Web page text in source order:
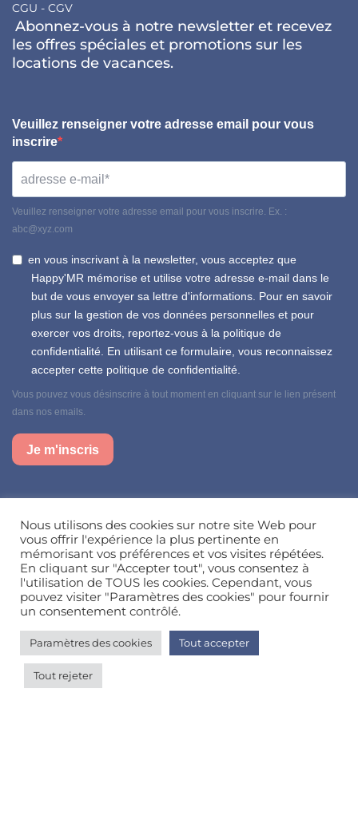
CGU - CGV
Abonnez-vous à notre newsletter et recevez
les offres spéciales et promotions sur les
locations de vacances.
Veuillez renseigner votre adresse email pour vous
inscrire
Veuillez renseigner votre adresse email pour vous inscrire. Ex. :
abc@xyz.com
en vous inscrivant à la newsletter, vous acceptez que
Happy'MR mémorise et utilise votre adresse e-mail dans le
but de vous envoyer sa lettre d'informations. Pour en savoir
plus sur la gestion de vos données personnelles et pour
exercer vos droits, reportez-vous à la politique de
confidentialité. En utilisant ce formulaire, vous reconnaissez
accepter cette politique de confidentialité.
Vous pouvez vous désinscrire à tout moment en cliquant sur le lien présent
dans nos emails.
Je m'inscris
Besoin d’aide, une question ?
Nous contacter
© Happy'MR - Tous droits réservés - Une création
Nous utilisons des cookies sur notre site Web pour
vous offrir l'expérience la plus pertinente en
mémorisant vos préférences et vos visites répétées.
En cliquant sur "Accepter tout", vous consentez à
l'utilisation de TOUS les cookies. Cependant, vous
pouvez visiter "Paramètres des cookies" pour fournir
un consentement contrôlé.
Paramètres des cookies Tout accepter
Tout rejeter